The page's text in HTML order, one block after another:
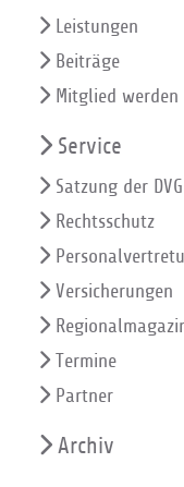
Leistungen
Beiträge
Mitglied werden
Service
Satzung der
Rechtsschutz
Versicherungen
Termine
Partner
Archiv